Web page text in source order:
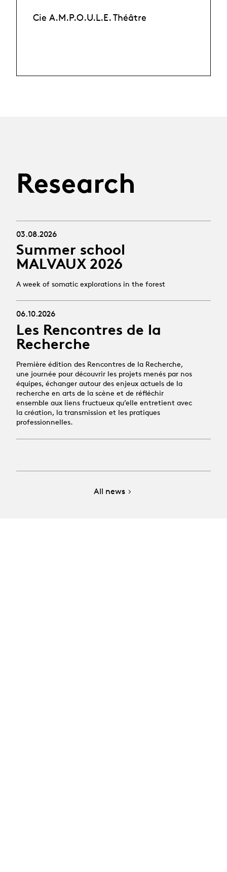
Cie A.M.P.O.U.L.E. Théâtre
Research
03.08.2026
Summer school
MALVAUX 2026
A week of somatic explorations in the forest
06.10.2026
Les Rencontres de la
Recherche
Première édition des Rencontres de la Recherche,
une journée pour découvrir les projets menés par nos
équipes, échanger autour des enjeux actuels de la
recherche en arts de la scène et de réfléchir
ensemble aux liens fructueux qu’elle entretient avec
la création, la transmission et les pratiques
professionnelles.
All news